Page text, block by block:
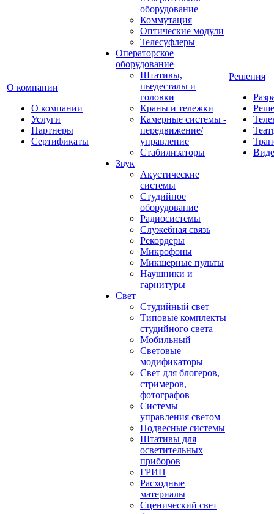
О компании
О компании
Услуги
Партнеры
Сертификаты
оборудование
Коммутация
Оптические модули
Телесуфлеры
Операторское
оборудование
Штативы,
пьедесталы и
головки
Краны и тележки
Камерные системы -
передвижение/
управление
Стабилизаторы
Звук
Акустические
системы
Студийное
оборудование
Радиосистемы
Служебная связь
Рекордеры
Микрофоны
Микшерные пульты
Наушники и
гарнитуры
Свет
Студийный свет
Типовые комплекты
студийного света
Мобильный
Световые
модификаторы
Свет для блогеров,
стримеров,
фотографов
Системы
управления светом
Подвесные системы
Штативы для
осветительных
приборов
ГРИП
Расходные
материалы
Сценический свет
Решения